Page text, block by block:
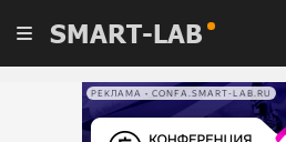
SMART-LAB
РЕКЛАМА • CONFA.SMART-LAB.RU